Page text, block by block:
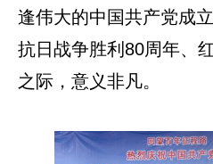
逢伟大的中国共产党成
抗日战争胜利80周年、
之际，意义非凡。